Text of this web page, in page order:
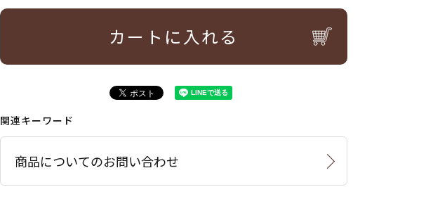
カートに入れる
関連キーワード
商品についてのお問い合わせ